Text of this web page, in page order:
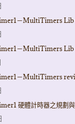
－MultiTimers Lib
－MultiTimers Lib
－MultiTimers
硬體計時器之規劃